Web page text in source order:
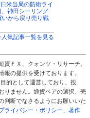
米当局の防衛ライ
、神田シーリング
いから戻り売り戦
人気記事一覧を見る
ＦＸ、クォンツ・リサーチ、
の提供を受けております。
的として運営しており、投
りません。通貨ペアの選択、売
判断でなさるようにお願いいた
プライバシー・ポリシー、著作